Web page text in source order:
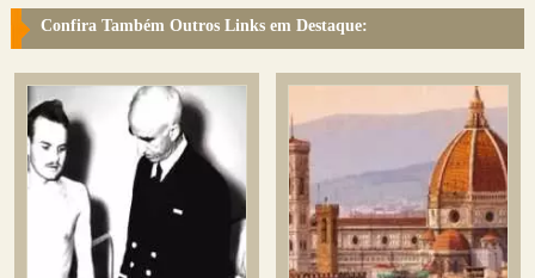
Confira Também Outros Links em Destaque: